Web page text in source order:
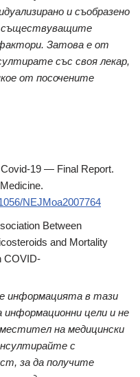
и съобразено
съществуващите
фактори. Затова е от
със своя лекар,
от посочените
19 — Final Report.
NEJMoa2007764
Between
and Mortality
COVID-
информацията в тази
цели и не
на медицински
с
за да получите